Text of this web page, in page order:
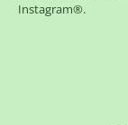
Instagram®.